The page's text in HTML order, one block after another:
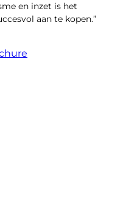
en inzet is het
aan te kopen.”